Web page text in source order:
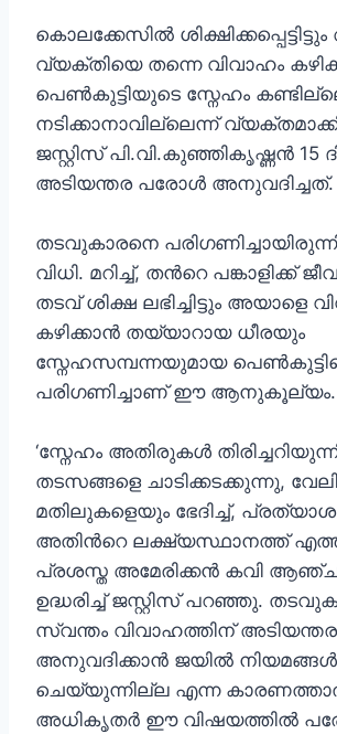
കൊലക്കേസിൽ
വ്യക്തിയെ തന്നെ വിവാഹം
പെൺകുട്ടിയുടെ സ്നേഹം
നടിക്കാനാവില്ലെന്ന്
ജസ്റ്റിസ് പി.വി.കുഞ്ഞികൃഷ്ണൻ 15
അടിയന്തര പരോൾ അനുവദിച്ചത്.
തടവുകാരനെ
വിധി. മറിച്ച്, തന്‍റെ പങ്കാളിക്ക്
തടവ് ശിക്ഷ ലഭിച്ചിട്ടും അയാളെ
കഴിക്കാൻ തയ്യാറായ ധീരയും
സ്നേഹസമ്പന്നയുമായ
പരിഗണിച്ചാണ് ഈ ആനുകൂല്യം.
‘സ്നേഹം അതിരുകൾ
തടസങ്ങളെ ചാടിക്കടക്കുന്നു,
മതിലുകളെയും ഭേദിച്ച്,
അതിന്‍റെ ലക്ഷ്യസ്ഥാനത്ത്
പ്രശസ്ത അമേരിക്കൻ കവി
ഉദ്ധരിച്ച് ജസ്റ്റിസ് പറഞ്ഞു.
സ്വന്തം വിവാഹത്തിന്
അനുവദിക്കാൻ ജയിൽ
ചെയ്യുന്നില്ല എന്ന
അധികൃതർ ഈ വിഷയത്തിൽ